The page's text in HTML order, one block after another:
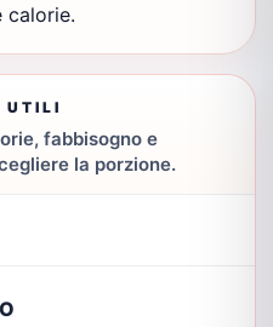
calorie.
UTILI
fabbisogno e
la porzione.